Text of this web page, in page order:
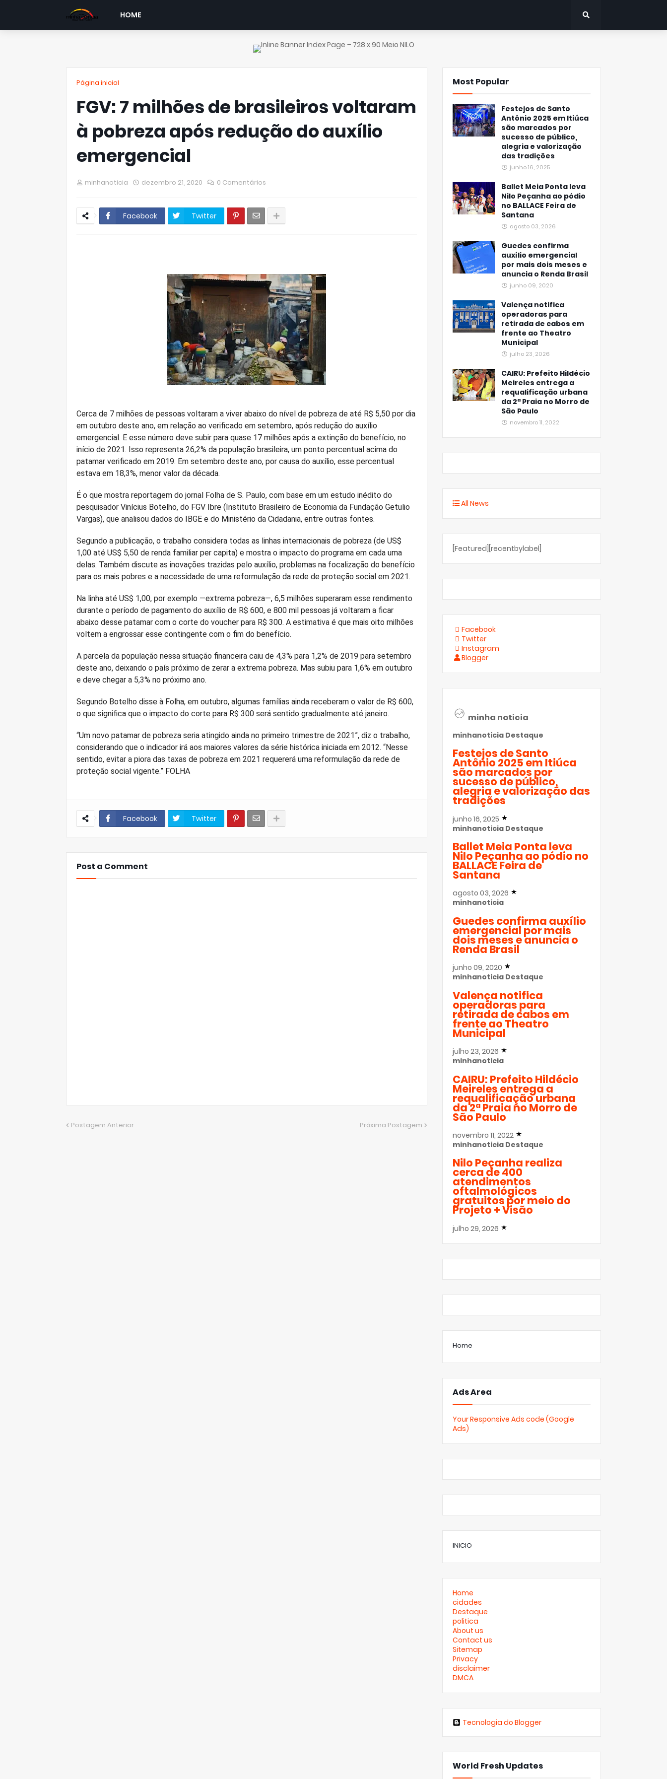
HOME
Página inicial
FGV: 7 milhões de brasileiros voltaram
à pobreza após redução do auxílio
emergencial
minhanoticia dezembro 21, 2020 0 Comentários
Facebook Twitter
Cerca de 7 milhões de pessoas voltaram a viver abaixo do nível de pobreza de até R$ 5,50 por dia
em outubro deste ano, em relação ao verificado em setembro, após redução do auxílio
emergencial. E esse número deve subir para quase 17 milhões após a extinção do benefício, no
início de 2021. Isso representa 26,2% da população brasileira, um ponto percentual acima do
patamar verificado em 2019. Em setembro deste ano, por causa do auxílio, esse percentual
estava em 18,3%, menor valor da década.
É o que mostra reportagem do jornal Folha de S. Paulo, com base em um estudo inédito do
pesquisador Vinícius Botelho, do FGV Ibre (Instituto Brasileiro de Economia da Fundação Getulio
Vargas), que analisou dados do IBGE e do Ministério da Cidadania, entre outras fontes.
Segundo a publicação, o trabalho considera todas as linhas internacionais de pobreza (de US$
1,00 até US$ 5,50 de renda familiar per capita) e mostra o impacto do programa em cada uma
delas. Também discute as inovações trazidas pelo auxílio, problemas na focalização do benefício
para os mais pobres e a necessidade de uma reformulação da rede de proteção social em 2021.
Na linha até US$ 1,00, por exemplo —extrema pobreza—, 6,5 milhões superaram esse rendimento
durante o período de pagamento do auxílio de R$ 600, e 800 mil pessoas já voltaram a ficar
abaixo desse patamar com o corte do voucher para R$ 300. A estimativa é que mais oito milhões
voltem a engrossar esse contingente com o fim do benefício.
A parcela da população nessa situação financeira caiu de 4,3% para 1,2% de 2019 para setembro
deste ano, deixando o país próximo de zerar a extrema pobreza. Mas subiu para 1,6% em outubro
e deve chegar a 5,3% no próximo ano.
Segundo Botelho disse à Folha, em outubro, algumas famílias ainda receberam o valor de R$ 600,
o que significa que o impacto do corte para R$ 300 será sentido gradualmente até janeiro.
“Um novo patamar de pobreza seria atingido ainda no primeiro trimestre de 2021”, diz o trabalho,
considerando que o indicador irá aos maiores valores da série histórica iniciada em 2012. “Nesse
sentido, evitar a piora das taxas de pobreza em 2021 requererá uma reformulação da rede de
proteção social vigente.” FOLHA
Facebook Twitter
Post a Comment
Postagem Anterior Próxima Postagem
Most Popular
Festejos de Santo
Antônio 2025 em Itiúca
são marcados por
sucesso de público,
alegria e valorização
das tradições
junho 16, 2025
Ballet Meia Ponta leva
Nilo Peçanha ao pódio
no BALLACE Feira de
Santana
agosto 03, 2026
Guedes confirma
auxílio emergencial
por mais dois meses e
anuncia o Renda Brasil
junho 09, 2020
Valença notifica
operadoras para
retirada de cabos em
frente ao Theatro
Municipal
julho 23, 2026
CAIRU: Prefeito Hildécio
Meireles entrega a
requalificação urbana
da 2ª Praia no Morro de
São Paulo
novembro 11, 2022
All News
[Featured][recentbylabel]
Facebook
Twitter
Instagram
Blogger
minha noticia
minhanoticia Destaque
Festejos de Santo
Antônio 2025 em Itiúca
são marcados por
sucesso de público,
alegria e valorização das
tradições
junho 16, 2025
minhanoticia Destaque
Ballet Meia Ponta leva
Nilo Peçanha ao pódio no
BALLACE Feira de
Santana
agosto 03, 2026
minhanoticia
Guedes confirma auxílio
emergencial por mais
dois meses e anuncia o
Renda Brasil
junho 09, 2020
minhanoticia Destaque
Valença notifica
operadoras para
retirada de cabos em
frente ao Theatro
Municipal
julho 23, 2026
minhanoticia
CAIRU: Prefeito Hildécio
Meireles entrega a
requalificação urbana
da 2ª Praia no Morro de
São Paulo
novembro 11, 2022
minhanoticia Destaque
Nilo Peçanha realiza
cerca de 400
atendimentos
oftalmológicos
gratuitos por meio do
Projeto + Visão
julho 29, 2026
Home
Ads Area
Your Responsive Ads code (Google
Ads)
INICIO
Home
cidades
Destaque
politica
About us
Contact us
Sitemap
Privacy
disclaimer
DMCA
Tecnologia do Blogger
World Fresh Updates